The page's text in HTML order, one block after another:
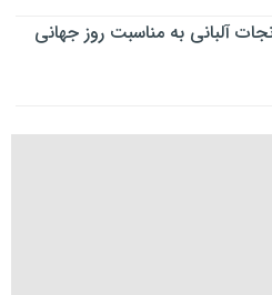
آلبانی به مناسبت روز جهانی